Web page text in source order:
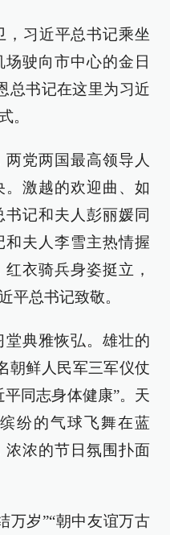
，习近平总书记乘坐
驶向市中心的金日
总书记在这里为习近
。
党两国最高领导人
。激越的欢迎曲、如
记和夫人彭丽媛同
夫人李雪主热情握
衣骑兵身姿挺立，
平总书记致敬。
典雅恢弘。雄壮的
朝鲜人民军三军仪仗
平同志身体健康”。天
纷的气球飞舞在蓝
浓浓的节日氛围扑面
万岁”“朝中友谊万古